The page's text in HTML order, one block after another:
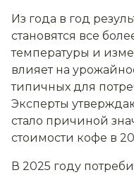
Из года в год
становятся все
температуры и
влияет на
типичных для
Эксперты
стало причиной
стоимости кофе в
В 2025 году